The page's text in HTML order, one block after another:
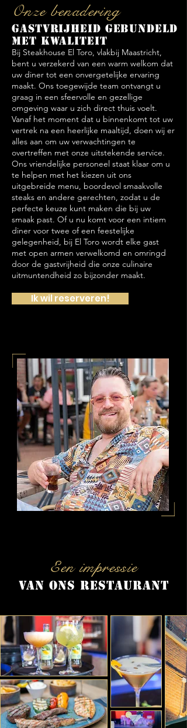
Onze benadering
Gastvrijheid gebundeld
met kwaliteit
Bij Steakhouse El Toro, vlakbij Maastricht,
bent u verzekerd van een warm welkom dat
uw diner tot een onvergetelijke ervaring
maakt. Ons toegewijde team ontvangt u
graag in een sfeervolle en gezellige
omgeving waar u zich direct thuis voelt.
Vanaf het moment dat u binnenkomt tot uw
vertrek na een heerlijke maaltijd, doen wij er
alles aan om uw verwachtingen te
overtreffen met onze uitstekende service.
Ons vriendelijke personeel staat klaar om u
te helpen met het kiezen uit ons
uitgebreide menu, boordevol smaakvolle
steaks en andere gerechten, zodat u de
perfecte keuze kunt maken die bij uw
smaak past. Of u nu komt voor een intiem
diner voor twee of een feestelijke
gelegenheid, bij El Toro wordt elke gast
met open armen verwelkomd en omringd
door de gastvrijheid die onze culinaire
uitmuntendheid zo bijzonder maakt.
Ik wil reserveren!
Een impressie
van ons restaurant